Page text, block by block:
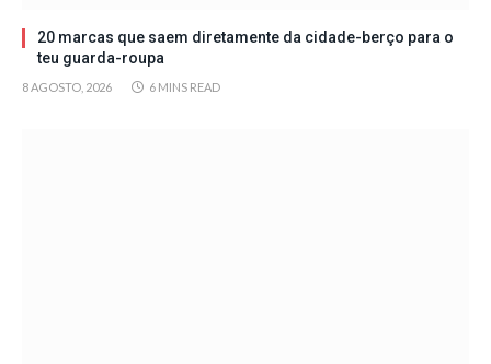
20 marcas que saem diretamente da cidade-berço para o
teu guarda-roupa
8 AGOSTO, 2026 6 MINS READ